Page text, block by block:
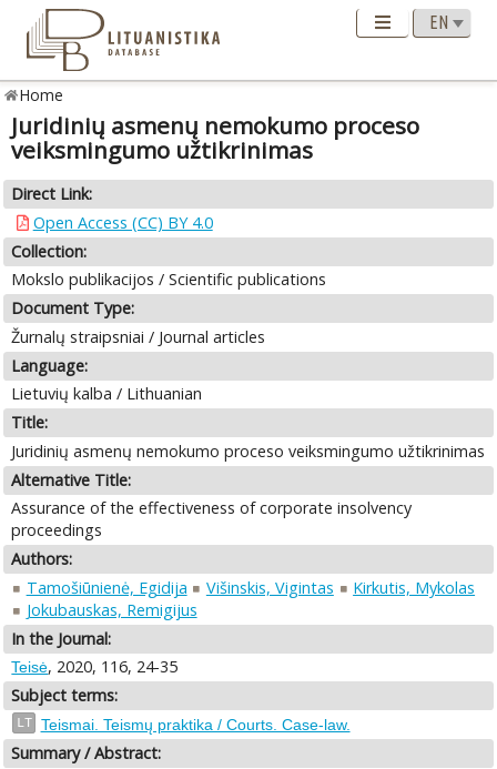
Home
Juridinių asmenų nemokumo proceso
veiksmingumo užtikrinimas
Direct Link:
Open Access (CC) BY 4.0
Collection:
Mokslo publikacijos / Scientific publications
Document Type:
Žurnalų straipsniai / Journal articles
Language:
Lietuvių kalba / Lithuanian
Title:
Juridinių asmenų nemokumo proceso veiksmingumo užtikrinimas
Alternative Title:
Assurance of the effectiveness of corporate insolvency
proceedings
Authors:
Tamošiūnienė, Egidija
Višinskis, Vigintas
Kirkutis, Mykolas
Jokubauskas, Remigijus
In the Journal:
Teisė, 2020, 116, 24-35
Subject terms:
LT Teismai. Teismų praktika / Courts. Case-law.
Summary / Abstract: